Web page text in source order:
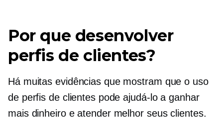
Por que desenvolver
perfis de clientes?
Há muitas evidências que mostram que o uso
de perfis de clientes pode ajudá-lo a ganhar
mais dinheiro e atender melhor seus clientes.